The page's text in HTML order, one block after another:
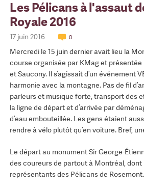
Les Pélicans à l'assaut
Royale 2016
17 juin 2016 0
Mercredi le 15 juin dernier avait lieu la
course organisée par KMag et
et Saucony. Il s’agissait d’un événement
harmonie avec la montagne. Pas de fil
parleurs et musique forte, transport des
la ligne de départ et d’arrivée par
d’eau embouteillée. Les gens étaient
rendre à vélo plutôt qu’en voiture. Bref,
Le départ au monument Sir George-
des coureurs de partout à Montréal, dont
représentants des Pélicans de Rosemont.